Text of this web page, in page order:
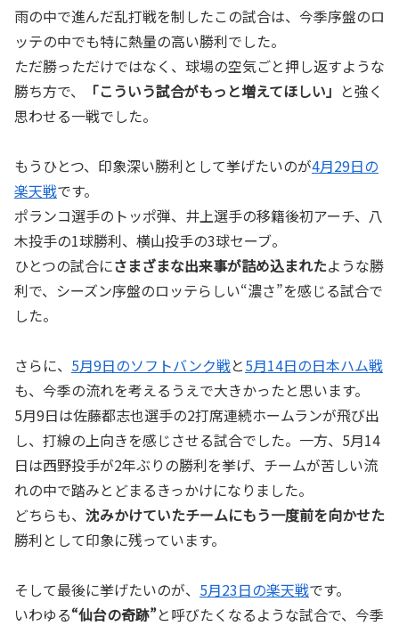
雨の中で進んだ乱打戦を制したこの試合は、今季序盤のロ
ッテの中でも特に熱量の高い勝利でした。
ただ勝っただけではなく、球場の空気ごと押し返すような
勝ち方で、
「こういう試合がもっと増えてほしい」 と強く
思わせる一戦でした。
もうひとつ、印象深い勝利として挙げたいのが4月29日の
楽天戦です。
ポランコ選手のトッポ弾、井上選手の移籍後初アーチ、八
木投手の1球勝利、横山投手の3球セーブ。
ひとつの試合にさまざまな出来事が詰め込まれたような勝
利で、シーズン序盤のロッテらしい“濃さ”を感じる試合で
した。
さらに、 5月9日のソフトバンク戦と5月14日の日本ハム戦
も、今季の流れを考えるうえで大きかったと思います。
5月9日は佐藤都志也選手の2打席連続ホームランが飛び出
し、打線の上向きを感じさせる試合でした。一方、5月14
日は西野投手が2年ぶりの勝利を挙げ、チームが苦しい流
れの中で踏みとどまるきっかけになりました。
どちらも、 沈みかけていたチームにもう一度前を向かせた
勝利として印象に残っています。
そして最後に挙げたいのが、 5月23日の楽天戦です。
いわゆる“仙台の奇跡”と呼びたくなるような試合で、今季